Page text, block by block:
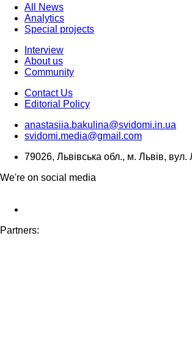
All News
Analytics
Special projects
Interview
About us
Community
Contact Us
Editorial Policy
anastasiia.bakulina@svidomi.in.ua
svidomi.media@gmail.com
79026, Львівська обл., м. Львів,
We're on social media
Partners: